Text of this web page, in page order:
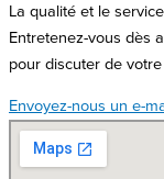
La qualité et le
Entretenez-vous dès
pour discuter de
Envoyez-nous un e-